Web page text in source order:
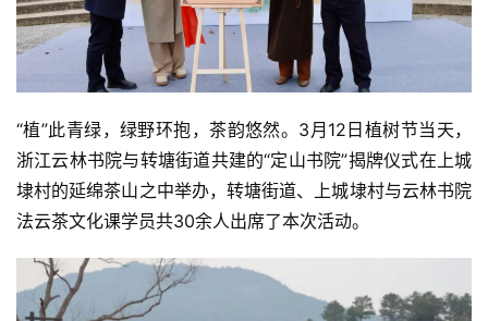
“植”此青绿，绿野环抱，茶韵悠然。3月12日植树节当天，
浙江云林书院与转塘街道共建的“定山书院”揭牌仪式在上城
埭村的延绵茶山之中举办，转塘街道、上城埭村与云林书院
法云茶文化课学员共30余人出席了本次活动。